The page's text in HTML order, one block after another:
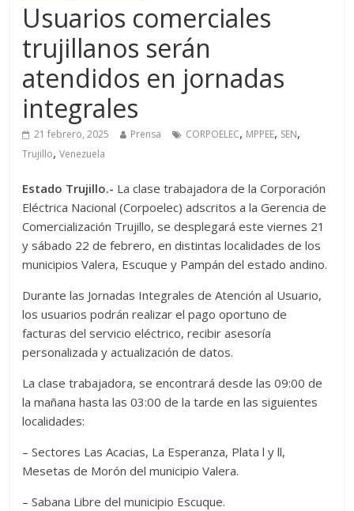
Usuarios comerciales
trujillanos serán
atendidos en jornadas
integrales
21 febrero, 2025 Prensa CORPOELEC, MPPEE, SEN,
Trujillo,Venezuela
Estado Trujillo.- La clase trabajadora de la Corporación
Eléctrica Nacional (Corpoelec) adscritos a la Gerencia de
Comercialización Trujillo, se desplegará este viernes 21
y sábado 22 de febrero, en distintas localidades de los
municipios Valera, Escuque y Pampán del estado andino.
Durante las Jornadas Integrales de Atención al Usuario,
los usuarios podrán realizar el pago oportuno de
facturas del servicio eléctrico, recibir asesoría
personalizada y actualización de datos.
La clase trabajadora, se encontrará desde las 09:00 de
la mañana hasta las 03:00 de la tarde en las siguientes
localidades:
– Sectores Las Acacias, La Esperanza, Plata l y ll,
Mesetas de Morón del municipio Valera.
– Sabana Libre del municipio Escuque.